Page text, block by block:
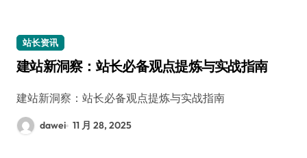
站长资讯
建站新洞察：站长必备观点提炼与实战指南
建站新洞察：站长必备观点提炼与实战指南
dawei 11 月 28, 2025